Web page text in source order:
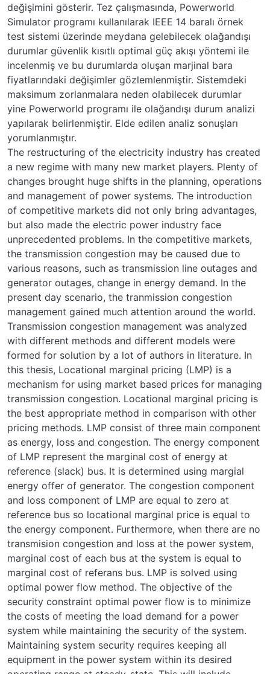
değişimini gösterir. Tez çalışmasında, Powerworld
Simulator programı kullanılarak IEEE 14 baralı örnek
test sistemi üzerinde meydana gelebilecek olağandışı
durumlar güvenlik kısıtlı optimal güç akışı yöntemi ile
incelenmiş ve bu durumlarda oluşan marjinal bara
fiyatlarındaki değişimler gözlemlenmiştir. Sistemdeki
maksimum zorlanmalara neden olabilecek durumlar
yine Powerworld programı ile olağandışı durum analizi
yapılarak belirlenmiştir. Elde edilen analiz sonuşları
yorumlanmıştır.
The restructuring of the electricity industry has created
a new regime with many new market players. Plenty of
changes brought huge shifts in the planning, operations
and management of power systems. The introduction
of competitive markets did not only bring advantages,
but also made the electric power industry face
unprecedented problems. In the competitive markets,
the transmission congestion may be caused due to
various reasons, such as transmission line outages and
generator outages, change in energy demand. In the
present day scenario, the tranmission congestion
management gained much attention around the world.
Transmission congestion management was analyzed
with different methods and different models were
formed for solution by a lot of authors in literature. In
this thesis, Locational marginal pricing (LMP) is a
mechanism for using market based prices for managing
transmission congestion. Locational marginal pricing is
the best appropriate method in comparison with other
pricing methods. LMP consist of three main component
as energy, loss and congestion. The energy component
of LMP represent the marginal cost of energy at
reference (slack) bus. It is determined using margial
energy offer of generator. The congestion component
and loss component of LMP are equal to zero at
reference bus so locational marginal price is equal to
the energy component. Furthermore, when there are no
transmision congestion and loss at the power system,
marginal cost of each bus at the system is equal to
marginal cost of referans bus. LMP is solved using
optimal power flow method. The objective of the
security constraint optimal power flow is to minimize
the costs of meeting the load demand for a power
system while maintaining the security of the system.
Maintaining system security requires keeping all
equipment in the power system within its desired